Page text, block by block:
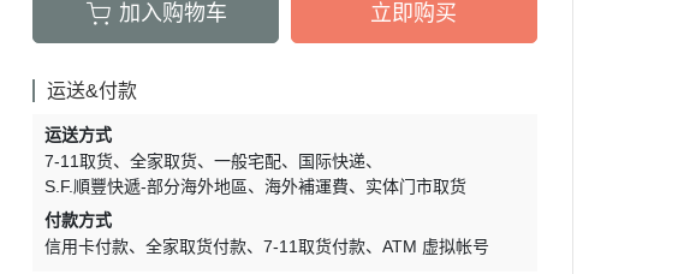
Sanrio
MOOMIN
列
加入购物车 立即购买
运送&付款
运送方式
7-11取货
全家取货 一般宅配
国际快递
S.F.順豐快遞-部分海外地區
海外補運費
实体门市取货
付款方式
信用卡付款
全家取货付款 7-11取货付款 ATM 虚拟帐号